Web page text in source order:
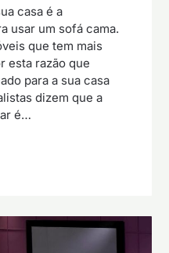
casa é a
usar um sofá cama.
que tem mais
esta razão que
para a sua casa
dizem que a
é…